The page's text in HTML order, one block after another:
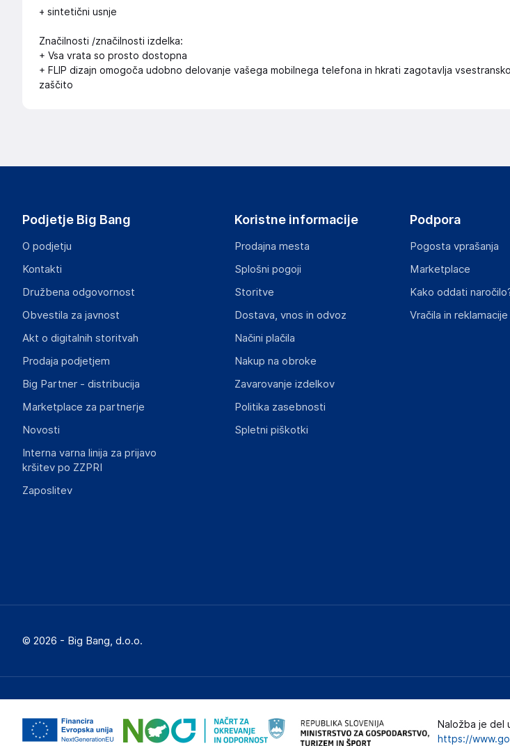
+ sintetični usnje
Značilnosti /značilnosti izdelka:
+ Vsa vrata so prosto dostopna
+ FLIP dizajn omogoča udobno delovanje vašega mobilnega telefona in hkrati zagotavlja vsestransko
zaščito
Podjetje Big Bang
O podjetju
Kontakti
Družbena odgovornost
Obvestila za javnost
Akt o digitalnih storitvah
Prodaja podjetjem
Big Partner - distribucija
Marketplace za partnerje
Novosti
Interna varna linija za prijavo
kršitev po ZZPRI
Zaposlitev
Koristne informacije
Prodajna mesta
Splošni pogoji
Storitve
Dostava, vnos in odvoz
Načini plačila
Nakup na obroke
Zavarovanje izdelkov
Politika zasebnosti
Spletni piškotki
Podpora
Pogosta vprašanja
Marketplace
Kako oddati
Vračila in reklamacije
© 2026 - Big Bang, d.o.o.
Naložba je del
https://